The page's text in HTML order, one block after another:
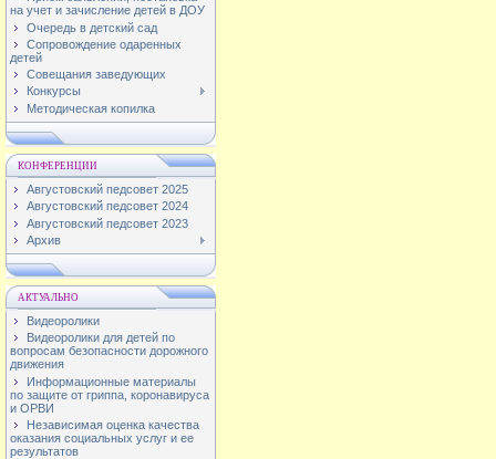
на учет и зачисление детей в ДОУ
Очередь в детский сад
Сопровождение одаренных
детей
Совещания заведующих
Конкурсы
Методическая копилка
КОНФЕРЕНЦИИ
Августовский педсовет 2025
Августовский педсовет 2024
Августовский педсовет 2023
Архив
АКТУАЛЬНО
Видеоролики
Видеоролики для детей по
вопросам безопасности дорожного
движения
Информационные материалы
по защите от гриппа, коронавируса
и ОРВИ
Независимая оценка качества
оказания социальных услуг и ее
результатов